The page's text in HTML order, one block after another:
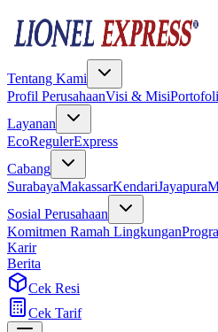
Tentang Kami
Profil PerusahaanVisi & Misi
Layanan
EcoRegulerExpress
Cabang
SurabayaMakassarKendariJayapura
Sosial Perusahaan
Komitmen Ramah Lingkungan
Karir
Berita
Cek Resi
Cek Tarif